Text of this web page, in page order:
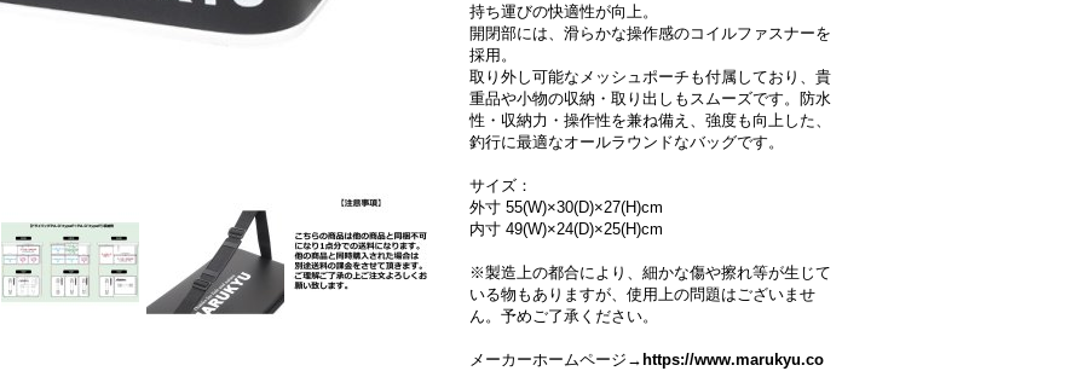
持ち運びの快適性が向上。
開閉部には、滑らかな操作感のコイルファスナーを
採用。
取り外し可能なメッシュポーチも付属しており、貴
重品や小物の収納・取り出しもスムーズです。防水
性・収納力・操作性を兼ね備え、強度も向上した、
釣行に最適なオールラウンドなバッグです。
サイズ：
外寸 55(W)×30(D)×27(H)cm
内寸 49(W)×24(D)×25(H)cm
※製造上の都合により、細かな傷や擦れ等が生じて
いる物もありますが、使用上の問題はございませ
ん。予めご了承ください。
メーカーホームページ→ https://www.marukyu.co